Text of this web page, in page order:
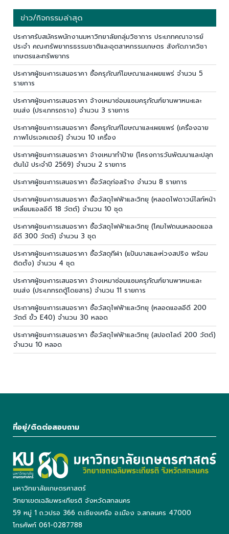
ข่าว/กิจกรรมล่าสุด
ประกาศรับสมัครพนักงานมหาวิทยาลัยกลุ่มวิชาการ ประเภทคณาจารย์
ประจำ คณะทรัพยากรธรรมชาติและอุตสาหกรรมเกษตร สังกัดภาควิชา
เกษตรและทรัพยากร
ประกาศผู้ชนะการเสนอราคา ซื้อครุภัณฑ์โฆษณาและเผยแพร่ จำนวน 5
รายการ
ประกาศผู้ชนะการเสนอราคา จ้างเหมาซ่อมแซมครุภัณฑ์ยานพาหนะและ
ขนส่ง (ประเภทรถราง) จำนวน 3 รายการ
ประกาศผู้ชนะการเสนอราคา ซื้อครุภัณฑ์โฆษณาและเผยแพร่ (เครื่องฉาย
ภาพโปรเจคเตอร์) จำนวน 10 เครื่อง
ประกาศผู้ชนะการเสนอราคา จ้างเหมาทำป้าย (โครงการวันพัฒนาและปลุก
ต้นไม้ ประจำปี 2569) จำนวน 2 รายการ
ประกาศผู้ชนะการเสนอราคา ซื้อวัสดุก่อสร้าง จำนวน 8 รายการ
ประกาศผู้ชนะการเสนอราคา ซื้อวัสดุไฟฟ้าและวิทยุ (หลอดไฟดาวน์ไลท์หน้า
เหลี่ยมแอลอีดี 18 วัตต์) จำนวน 10 ชุด
ประกาศผู้ชนะการเสนอราคา ซื้อวัสดุไฟฟ้าและวิทยุ (โคมไฟถนนหลอดแอล
อีดี 300 วัตต์) จำนวน 3 ชุด
ประกาศผู้ชนะการเสนอราคา ซื้อวัสดุกีฬา (แป้นบาสและห่วงสปริง พร้อม
ติดตั้ง) จำนวน 4 ชุด
ประกาศผู้ชนะการเสนอราคา จ้างเหมาซ่อมแซมครุภัณฑ์ยานพาหนะและ
ขนส่ง (ประเภทรถตู้โดยสาร) จำนวน 11 รายการ
ประกาศผู้ชนะการเสนอราคา ซื้อวัสดุไฟฟ้าและวิทยุ (หลอดแอลอีดี 200
วัตต์ ขั้ว E40) จำนวน 30 หลอด
ประกาศผู้ชนะการเสนอราคา ซื้อวัสดุไฟฟ้าและวิทยุ (สปอตไลต์ 200 วัตต์)
จำนวน 10 หลอด
ที่อยู่/ติดต่อสอบถาม
มหาวิทยาลัยเกษตรศาสตร์
วิทยาเขตเฉลิมพระเกียรติ จังหวัดสกลนคร
59 หมู่ 1 ถ.วปรอ 366 ต.เชียงเครือ อ.เมือง จ.สกลนคร 47000
โทรศัพท์ 061-0287788